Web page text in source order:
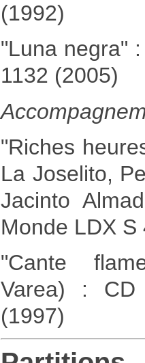
(1992)
"Luna negra"
1132 (2005)
"Riches
La Joselito,
Jacinto
Monde LDX
"Cante
Varea) :
(1997)